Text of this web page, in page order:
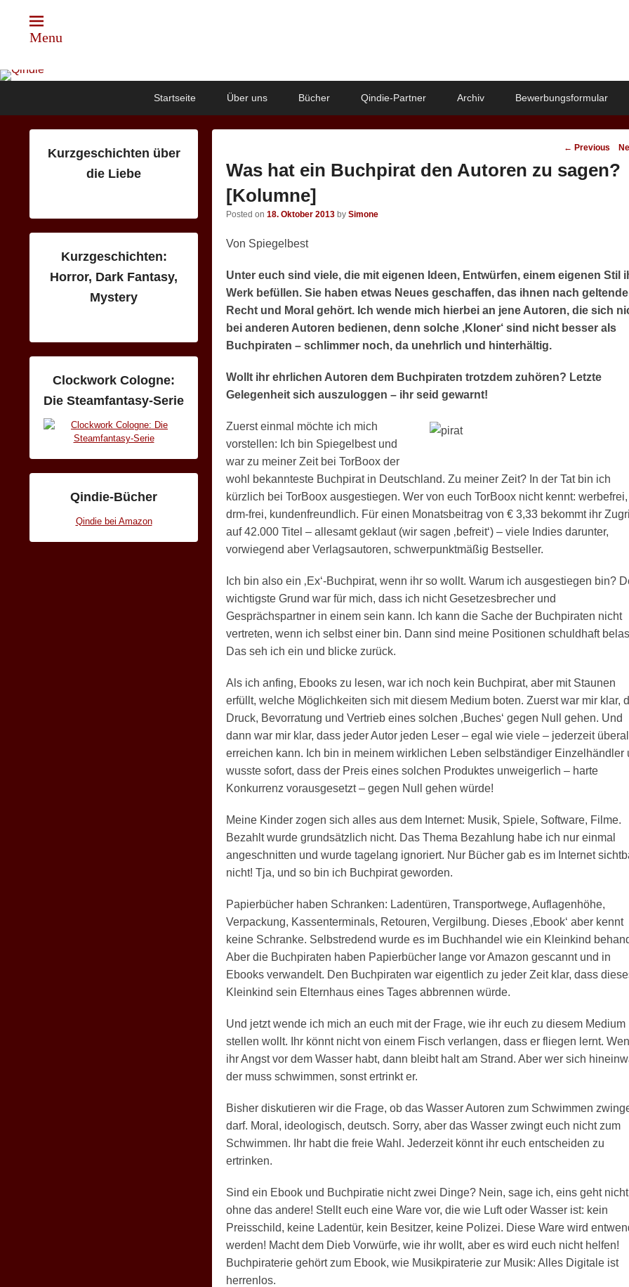
Menu
Qindie
Das Autorenkorrektiv
Startseite Über uns Bücher Qindie-Partner Archiv Bewerbungsformular
Post
navigation
← Previous
Was hat ein Buchpirat den Autoren zu sagen?
[Kolumne]
Posted on 18. Oktober 2013 by Simone
Von Spiegelbest
Unter euch sind viele, die mit eigenen Ideen, Entwürfen, einem eigenen Stil
Werk befüllen. Sie haben etwas Neues geschaffen, das ihnen nach
Recht und Moral gehört. Ich wende mich hierbei an jene Autoren, die sich
bei anderen Autoren bedienen, denn solche ‚Kloner‘ sind nicht besser als
Buchpiraten – schlimmer noch, da unehrlich und hinterhältig.
Wollt ihr ehrlichen Autoren dem Buchpiraten trotzdem zuhören? Letzte
Gelegenheit sich auszuloggen – ihr seid gewarnt!
Zuerst einmal möchte ich mich
vorstellen: Ich bin Spiegelbest und
war zu meiner Zeit bei TorBoox der
wohl bekannteste Buchpirat in Deutschland. Zu meiner Zeit? In der Tat bin ich
kürzlich bei TorBoox ausgestiegen. Wer von euch TorBoox nicht kennt: werbefrei,
drm-frei, kundenfreundlich. Für einen Monatsbeitrag von € 3,33 bekommt ihr
auf 42.000 Titel – allesamt geklaut (wir sagen ‚befreit‘) – viele Indies darunter,
vorwiegend aber Verlagsautoren, schwerpunktmäßig Bestseller.
Ich bin also ein ‚Ex‘-Buchpirat, wenn ihr so wollt. Warum ich ausgestiegen bin?
wichtigste Grund war für mich, dass ich nicht Gesetzesbrecher und
Gesprächspartner in einem sein kann. Ich kann die Sache der Buchpiraten nicht
vertreten, wenn ich selbst einer bin. Dann sind meine Positionen schuldhaft
Das seh ich ein und blicke zurück.
Als ich anfing, Ebooks zu lesen, war ich noch kein Buchpirat, aber mit Staunen
erfüllt, welche Möglichkeiten sich mit diesem Medium boten. Zuerst war mir klar,
Druck, Bevorratung und Vertrieb eines solchen ‚Buches‘ gegen Null gehen. Und
dann war mir klar, dass jeder Autor jeden Leser – egal wie viele – jederzeit überall
erreichen kann. Ich bin in meinem wirklichen Leben selbständiger Einzelhändler
wusste sofort, dass der Preis eines solchen Produktes unweigerlich – harte
Konkurrenz vorausgesetzt – gegen Null gehen würde!
Meine Kinder zogen sich alles aus dem Internet: Musik, Spiele, Software, Filme.
Bezahlt wurde grundsätzlich nicht. Das Thema Bezahlung habe ich nur einmal
angeschnitten und wurde tagelang ignoriert. Nur Bücher gab es im Internet
nicht! Tja, und so bin ich Buchpirat geworden.
Papierbücher haben Schranken: Ladentüren, Transportwege, Auflagenhöhe,
Verpackung, Kassenterminals, Retouren, Vergilbung. Dieses ‚Ebook‘ aber kennt
keine Schranke. Selbstredend wurde es im Buchhandel wie ein Kleinkind
Aber die Buchpiraten haben Papierbücher lange vor Amazon gescannt und in
Ebooks verwandelt. Den Buchpiraten war eigentlich zu jeder Zeit klar, dass
Kleinkind sein Elternhaus eines Tages abbrennen würde.
Und jetzt wende ich mich an euch mit der Frage, wie ihr euch zu diesem Medium
stellen wollt. Ihr könnt nicht von einem Fisch verlangen, dass er fliegen lernt.
ihr Angst vor dem Wasser habt, dann bleibt halt am Strand. Aber wer sich
der muss schwimmen, sonst ertrinkt er.
Bisher diskutieren wir die Frage, ob das Wasser Autoren zum Schwimmen
darf. Moral, ideologisch, deutsch. Sorry, aber das Wasser zwingt euch nicht zum
Schwimmen. Ihr habt die freie Wahl. Jederzeit könnt ihr euch entscheiden zu
ertrinken.
Sind ein Ebook und Buchpiratie nicht zwei Dinge? Nein, sage ich, eins geht nicht
ohne das andere! Stellt euch eine Ware vor, die wie Luft oder Wasser ist: kein
Preisschild, keine Ladentür, kein Besitzer, keine Polizei. Diese Ware wird
werden! Macht dem Dieb Vorwürfe, wie ihr wollt, aber es wird euch nicht helfen!
Buchpiraterie gehört zum Ebook, wie Musikpiraterie zur Musik: Alles Digitale ist
herrenlos.
Kurzgeschichten über
die Liebe
Kurzgeschichten:
Horror, Dark Fantasy,
Mystery
Clockwork Cologne:
Die Steamfantasy-Serie
Qindie-Bücher
Qindie bei Amazon